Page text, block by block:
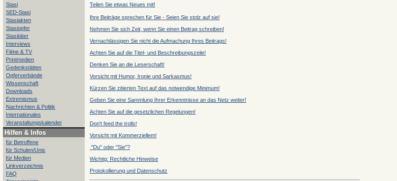
Stasi
SED-Stasi
Stasiakten
Stasiopfer
Stasitäter
Interviews
Filme & TV
Printmedien
Gedenkstätten
Opferverbände
Wissenschaft
Downloads
Extremismus
Nachrichten & Politik
Internationales
Veranstaltungskalender
Hilfen & Infos
für Betroffene
für Schulen/Unis
für Medien
Linkverzeichnis
FAQ
Teilen Sie etwas Neues mit!
Ihre Beiträge sprechen für Sie - Seien Sie stolz auf sie!
Nehmen Sie sich Zeit, wenn Sie einen Beitrag schreiben!
Vernachlässigen Sie nicht die Aufmachung Ihres Beitrags!
Achten Sie auf die Titel- und Beschreibungszeile!
Denken Sie an die Leserschaft!
Vorsicht mit Humor, Ironie und Sarkasmus!
Kürzen Sie zitierten Text auf das notwendige Minimum!
Geben Sie eine Sammlung Ihrer Erkenntnisse an das Netz weiter!
Achten Sie auf die gesetzlichen Regelungen!
Don't feed the trolls!
Vorsicht mit Kommerziellem!
"Du" oder "Sie"?
Wichtig: Rechtliche Hinweise
Protokollierung und Datenschutz